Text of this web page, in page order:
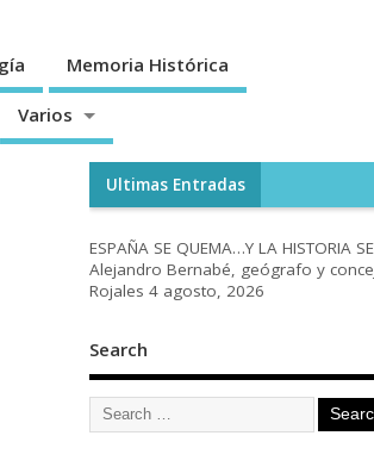
Memoria Histórica
Varios
Ultimas Entradas
ESPAÑA SE QUEMA…Y LA HISTORIA SE
Alejandro Bernabé, geógrafo y
Rojales 4 agosto, 2026
Search